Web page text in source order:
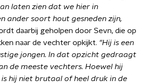
laten zien dat we hier in
ander soort hout gesneden zijn,
daarbij geholpen door Sevn, die op
naar de vechter opkijkt. "Hij is een
jongen. In dat opzicht gedraagt
de meeste vechters. Hoewel hij
hij niet brutaal of heel druk in de